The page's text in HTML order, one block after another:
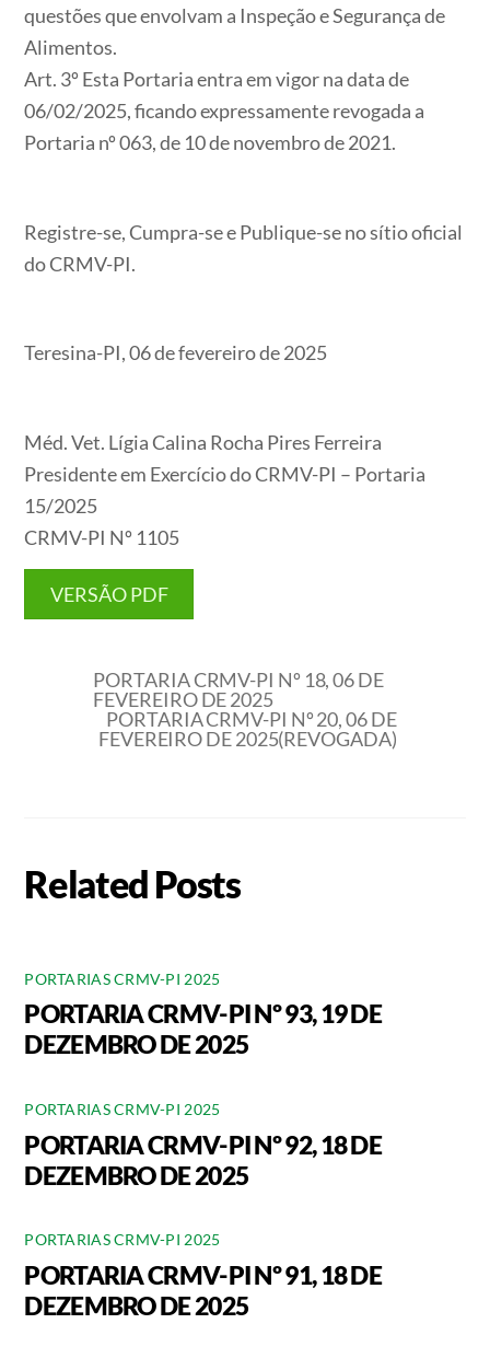
questões que envolvam a Inspeção e Segurança de
Alimentos.
Art. 3º Esta Portaria entra em vigor na data de
06/02/2025, ficando expressamente revogada a
Portaria nº 063, de 10 de novembro de 2021.
Registre-se, Cumpra-se e Publique-se no sítio oficial
do CRMV-PI.
Teresina-PI, 06 de fevereiro de 2025
Méd. Vet. Lígia Calina Rocha Pires Ferreira
Presidente em Exercício do CRMV-PI – Portaria
15/2025
CRMV-PI Nº 1105
VERSÃO PDF
PORTARIA CRMV-PI Nº 18, 06 DE
FEVEREIRO DE 2025
PORTARIA CRMV-PI Nº 20, 06 DE
FEVEREIRO DE 2025(REVOGADA)
Related Posts
PORTARIAS CRMV-PI 2025
PORTARIA CRMV-PI Nº 93, 19 DE
DEZEMBRO DE 2025
PORTARIAS CRMV-PI 2025
PORTARIA CRMV-PI Nº 92, 18 DE
DEZEMBRO DE 2025
PORTARIAS CRMV-PI 2025
PORTARIA CRMV-PI Nº 91, 18 DE
DEZEMBRO DE 2025